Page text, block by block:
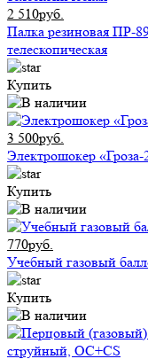
2 510руб.
Палка резиновая ПР-
телескопическая
Купить
3 500руб.
Электрошокер
Купить
770руб.
Учебный газовый
Купить